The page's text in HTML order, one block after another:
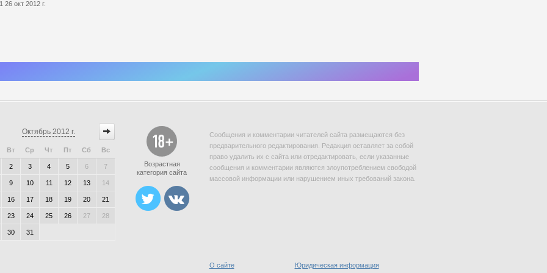
26 окт 2012 г.
Октябрь 2012 г.
Вт Ср Чт Пт Сб Вс
2 3 4 5 6 7
9 10 11 12 13 14
16 17 18 19 20 21
23 24 25 26 27 28
30 31
Возрастная
категория сайта
Сообщения и комментарии читателей сайта размещаются без
предварительного редактирования. Редакция оставляет за собой
право удалить их с сайта или отредактировать, если указанные
сообщения и комментарии являются злоупотреблением свободой
массовой информации или нарушением иных требований закона.
О сайте Юридическая информация